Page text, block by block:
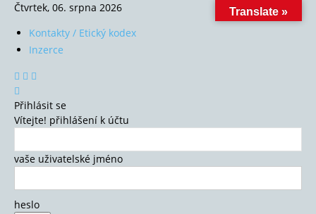
Čtvrtek, 06. srpna 2026
Kontakty / Etický kodex
Inzerce
Přihlásit se
Vítejte! přihlášení k účtu
vaše uživatelské jméno
heslo
Translate »